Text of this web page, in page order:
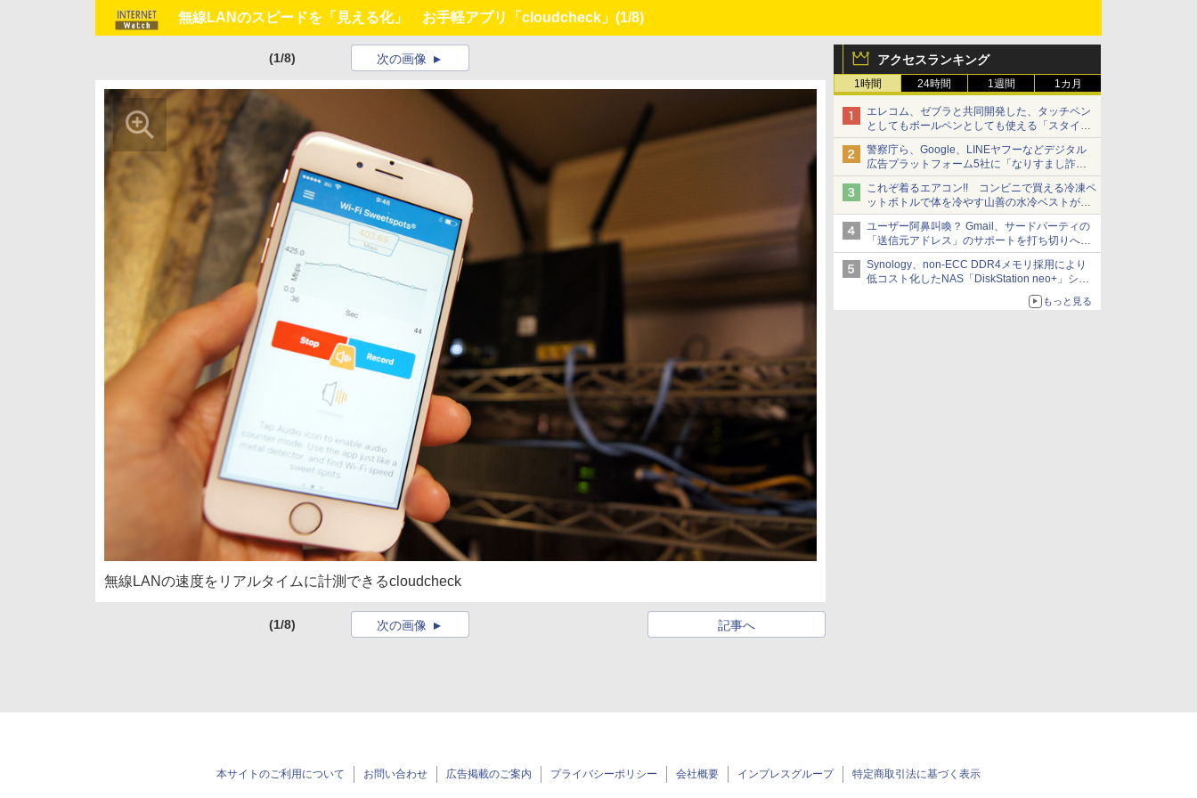
無線LANのスピードを「見える化」 お手軽アプリ「cloudcheck」 (1/8)
アクセスランキング
1時間 24時間 1週間 1カ月
エレコム、ゼブラと共同開発した、タッチペン
としてもボールペンとしても使える「スタイラ
スツーウェイ」発売 iPadにも紙にも、持ち替
えずに書き込める
警察庁ら、Google、LINEヤフーなどデジタル
広告プラットフォーム5社に「なりすまし詐欺
広告」対策強化を要請 著名人の写真や映像を
使った投資詐欺などへの対策として
これぞ着るエアコン!! コンビニで買える冷凍ペ
ットボトルで体を冷やす山善の水冷ベストがロ
ードバイクにちょうどいい【ぼっち・ざ・ろー
ど！その14】【空いた時間でなにしてる？】
ユーザー阿鼻叫喚？ Gmail、サードパーティの
「送信元アドレス」のサポートを打ち切りへ
【やじうまWatch】
Synology、non-ECC DDR4メモリ採用により
低コスト化したNAS「DiskStation neo+」シリ
ーズ 予算を抑えて導入でき、ECCメモリへの
もっと見る
(1/8) 次の画像
無線LANの速度をリアルタイムに計測できるcloudcheck
(1/8) 記事へ
次の画像
本サイトのご利用について お問い合わせ 広告掲載のご案内 プライバシーポリシー 会社概要 インプレスグループ 特定商取引法に基づく表示